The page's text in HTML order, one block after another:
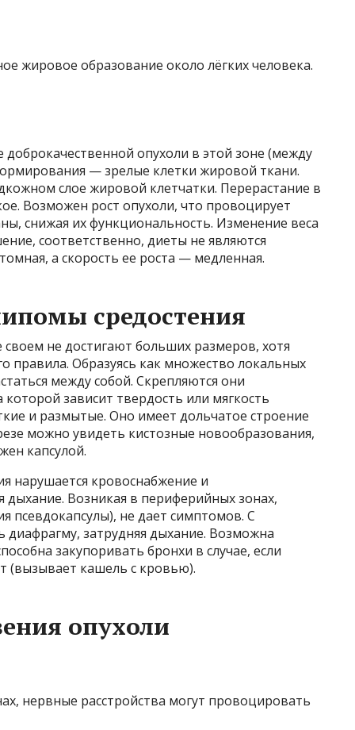
жировое образование около лёгких человека.
опухоли в этой зоне (между
— зрелые клетки жировой ткани.
слое жировой клетчатки. Перерастание в
Возможен рост опухоли, что провоцирует
снижая их функциональность. Изменение веса
соответственно, диеты не являются
а скорость ее роста — медленная.
средостения
не достигают больших размеров, хотя
правила. Образуясь как множество локальных
между собой. Скрепляются они
зависит твердость или мягкость
и размытые. Оно имеет дольчатое строение
можно увидеть кистозные новообразования,
капсулой.
нарушается кровоснабжение и
дыхание. Возникая в периферийных зонах,
псевдокапсулы), не дает симптомов. С
затрудняя дыхание. Возможна
закупоривать бронхи в случае, если
(вызывает кашель с кровью).
опухоли
нервные расстройства могут провоцировать